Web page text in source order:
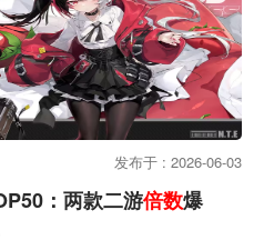
发布于 : 2026-06-03
：两款二游倍数爆